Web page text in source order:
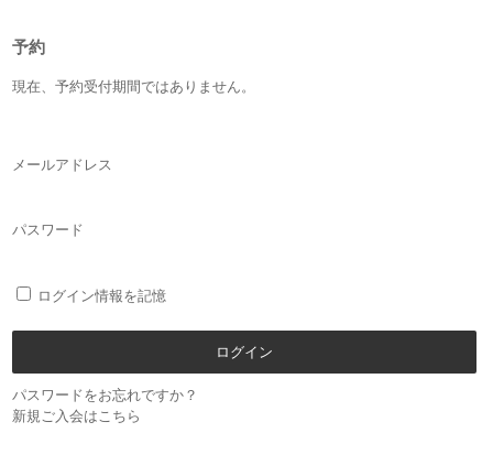
予約
現在、予約受付期間ではありません。
メールアドレス
パスワード
ログイン情報を記憶
パスワードをお忘れですか？
新規ご入会はこちら